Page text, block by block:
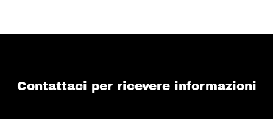
Contattaci per ricevere informazioni